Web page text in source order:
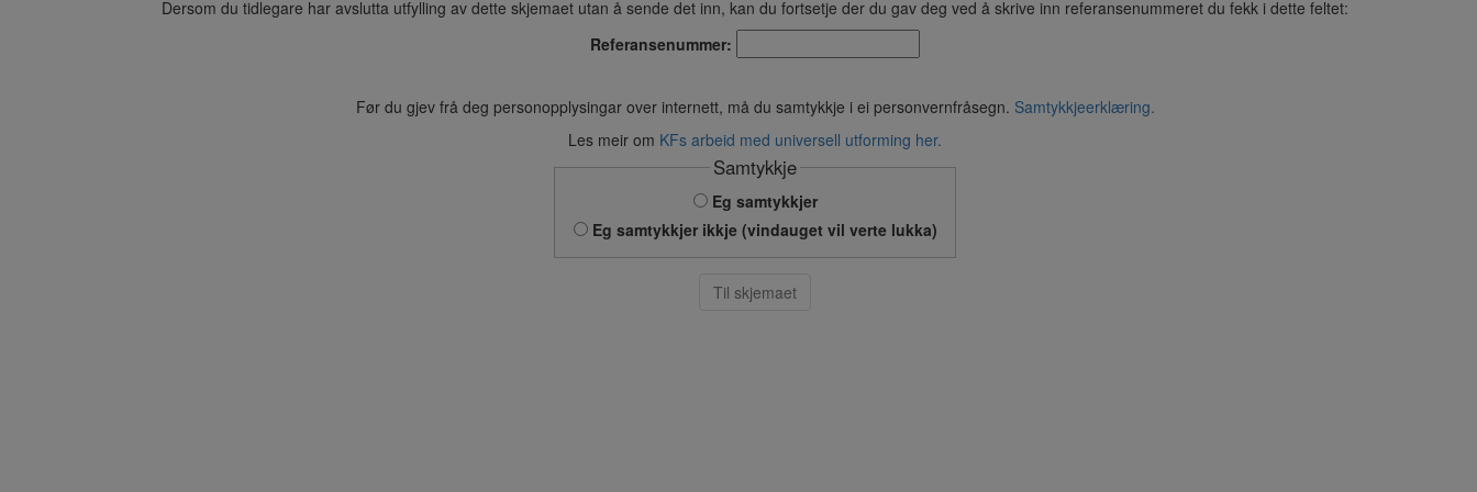
Dersom du tidlegare har avslutta utfylling av dette skjemaet utan å sende det inn, kan du fortsetje der du gav deg ved å skrive inn referansenummeret du fekk i dette feltet:
Referansenummer:
Før du gjev frå deg personopplysingar over internett, må du samtykkje i ei personvernfråsegn. Samtykkjeerklæring.
Les meir om KFs arbeid med universell utforming her.
Samtykkje
Eg samtykkjer
Eg samtykkjer ikkje (vindauget vil verte lukka)
Til skjemaet